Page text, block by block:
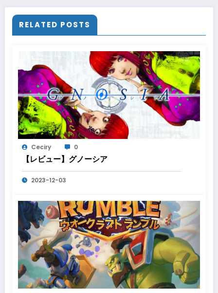
RELATED POSTS
Ceciry 0
【レビュー】グノーシア
2023-12-03